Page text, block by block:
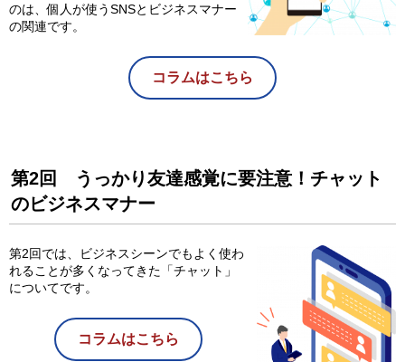
のは、個人が使うSNSとビジネスマナー
の関連です。
コラムはこちら
第2回 うっかり友達感覚に要注意！チャット
のビジネスマナー
第2回では、ビジネスシーンでもよく使わ
れることが多くなってきた「チャット」
についてです。
コラムはこちら